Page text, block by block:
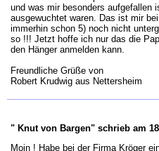
und was mir besonders aufgefallen
ausgewuchtet waren. Das ist mir
immerhin schon 5) noch nicht
so !!! Jetzt hoffe ich nur das die
den Hänger anmelden kann.
Freundliche Grüße von
Robert Krudwig aus Nettersheim
" Knut von Bargen" schrieb am
Moin ! Habe bei der Firma Kröger